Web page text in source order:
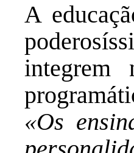
A
integrem
«Os